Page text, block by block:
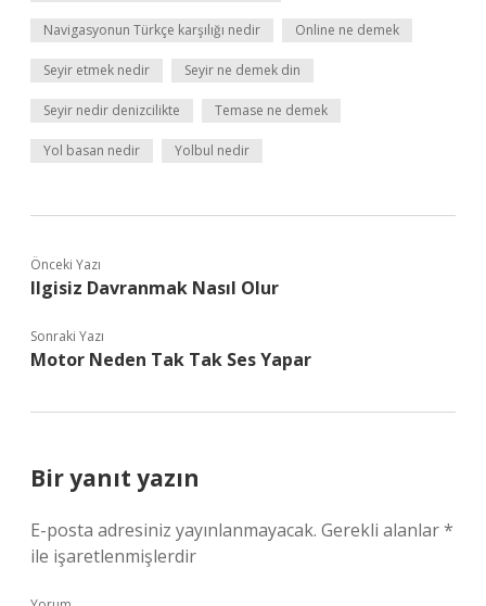
Navigasyonun Türkçe karşılığı nedir Online ne demek
Seyir etmek nedir Seyir ne demek din
Seyir nedir denizcilikte Temase ne demek
Yol basan nedir Yolbul nedir
Önceki Yazı
Ilgisiz Davranmak Nasıl Olur
Sonraki Yazı
Motor Neden Tak Tak Ses Yapar
Bir yanıt yazın
E-posta adresiniz yayınlanmayacak. Gerekli alanlar*
ile işaretlenmişlerdir